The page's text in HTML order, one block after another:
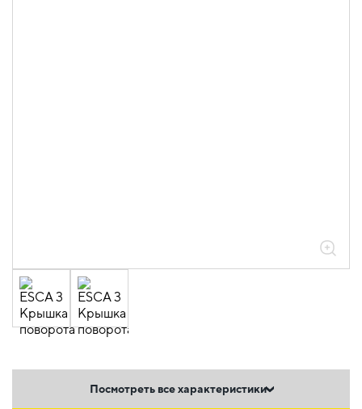
Посмотреть все характеристики